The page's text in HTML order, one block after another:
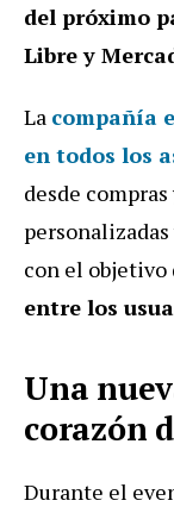
del próximo
Libre y
La compañía
en todos los
desde
con el objetivo
entre los
Una
corazón
Durante el